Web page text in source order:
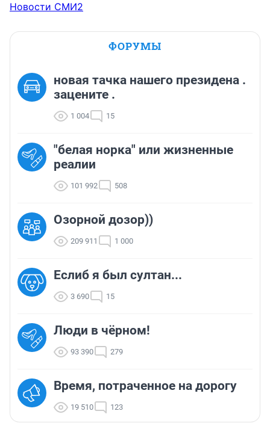
Новости СМИ2
ФОРУМЫ
новая тачка нашего президена .
зацените .
1 004 15
"белая норка" или жизненные
реалии
101 992 508
Озорной дозор))
209 911 1 000
Еслиб я был султан...
3 690 15
Люди в чёрном!
93 390 279
Время, потраченное на дорогу
19 510 123